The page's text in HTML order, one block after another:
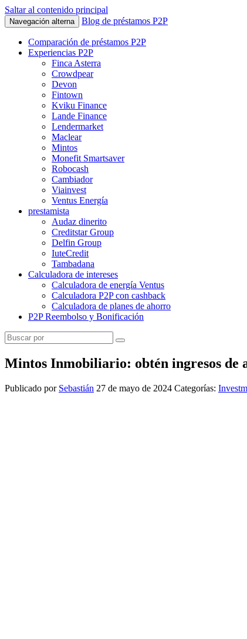
Saltar al contenido principal
Navegación alterna Blog de préstamos P2P
Comparación de préstamos P2P
Experiencias P2P
Finca Asterra
Crowdpear
Devon
Fintown
Kviku Finance
Lande Finance
Lendermarket
Maclear
Mintos
Monefit Smartsaver
Robocash
Cambiador
Viainvest
Ventus Energía
prestamista
Audaz dinerito
Creditstar Group
Delfin Group
IuteCredit
Tambadana
Calculadora de intereses
Calculadora de energía Ventus
Calculadora P2P con cashback
Calculadora de planes de ahorro
P2P Reembolso y Bonificación
Mintos Inmobiliario: obtén ingresos de
Publicado por Sebastián 27 de mayo de 2024 Categorías: